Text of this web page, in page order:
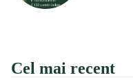
Cel mai recent